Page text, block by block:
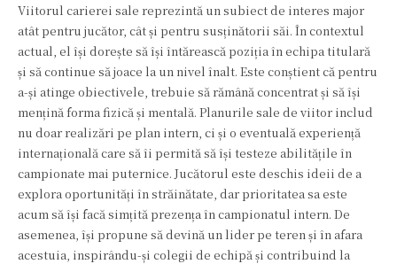
Viitorul carierei sale reprezintă un subiect de interes major
atât pentru jucător, cât și pentru susținătorii săi. În contextul
actual, el își dorește să își întărească poziția în echipa titulară
și să continue să joace la un nivel înalt. Este conștient că pentru
a-și atinge obiectivele, trebuie să rămână concentrat și să își
mențină forma fizică și mentală. Planurile sale de viitor includ
nu doar realizări pe plan intern, ci și o eventuală experiență
internațională care să îi permită să își testeze abilitățile în
campionate mai puternice. Jucătorul este deschis ideii de a
explora oportunități în străinătate, dar prioritatea sa este
acum să își facă simțită prezența în campionatul intern. De
asemenea, își propune să devină un lider pe teren și în afara
acestuia, inspirându-și colegii de echipă și contribuind la